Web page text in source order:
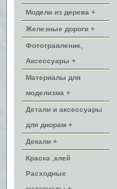
Модели из дерева +
Железные дороги +
Фототравление,
Аксессуары +
Материалы для
моделизма +
Детали и аксессуары
для диорам +
Декали +
Краска ,клей
Расходные